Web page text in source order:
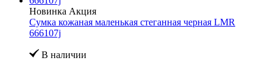
Новинка Акция
Сумка кожаная маленькая стеганная черная LMR
666107j
В наличии